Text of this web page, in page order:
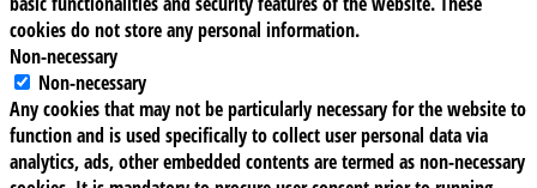
cookies do not store any personal information.
Non-necessary
Non-necessary
Any cookies that may not be particularly necessary for the website to
function and is used specifically to collect user personal data via
analytics, ads, other embedded contents are termed as non-necessary